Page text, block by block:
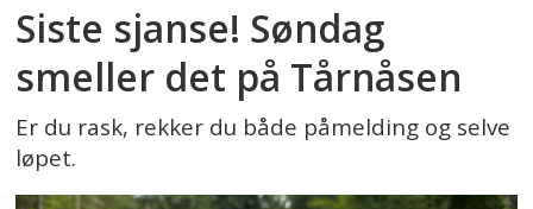
Siste sjanse! Søndag
smeller det på Tårnåsen
Er du rask, rekker du både påmelding og selve
løpet.